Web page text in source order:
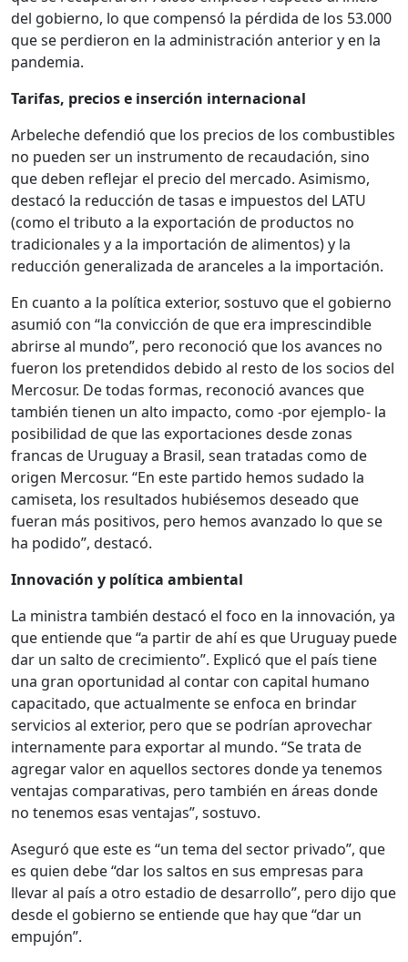
del gobierno, lo que compensó la pérdida de los 53.000
que se perdieron en la administración anterior y en la
pandemia.
Tarifas, precios e inserción internacional
Arbeleche defendió que los precios de los combustibles
no pueden ser un instrumento de recaudación, sino
que deben reflejar el precio del mercado. Asimismo,
destacó la reducción de tasas e impuestos del LATU
(como el tributo a la exportación de productos no
tradicionales y a la importación de alimentos) y la
reducción generalizada de aranceles a la importación.
En cuanto a la política exterior, sostuvo que el gobierno
asumió con “la convicción de que era imprescindible
abrirse al mundo”, pero reconoció que los avances no
fueron los pretendidos debido al resto de los socios del
Mercosur. De todas formas, reconoció avances que
también tienen un alto impacto, como -por ejemplo- la
posibilidad de que las exportaciones desde zonas
francas de Uruguay a Brasil, sean tratadas como de
origen Mercosur. “En este partido hemos sudado la
camiseta, los resultados hubiésemos deseado que
fueran más positivos, pero hemos avanzado lo que se
ha podido”, destacó.
Innovación y política ambiental
La ministra también destacó el foco en la innovación, ya
que entiende que “a partir de ahí es que Uruguay puede
dar un salto de crecimiento”. Explicó que el país tiene
una gran oportunidad al contar con capital humano
capacitado, que actualmente se enfoca en brindar
servicios al exterior, pero que se podrían aprovechar
internamente para exportar al mundo. “Se trata de
agregar valor en aquellos sectores donde ya tenemos
ventajas comparativas, pero también en áreas donde
no tenemos esas ventajas”, sostuvo.
Aseguró que este es “un tema del sector privado”, que
es quien debe “dar los saltos en sus empresas para
llevar al país a otro estadio de desarrollo”, pero dijo que
desde el gobierno se entiende que hay que “dar un
empujón”.